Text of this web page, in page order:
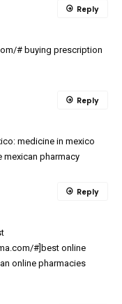
#buying prescription
Reply
medicine in mexico
mexican pharmacy
Reply
#]best online
online pharmacies
Reply